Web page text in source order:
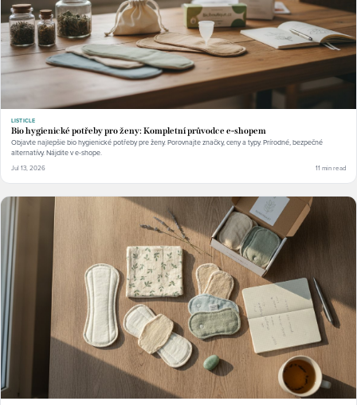
LISTICLE
Bio hygienické potřeby pro ženy: Kompletní průvodce e-shopem
Objavte najlepšie bio hygienické potřeby pre ženy. Porovnajte značky, ceny a typy. Prírodné, bezpečné
alternatívy. Nájdite v e-shope.
Jul 13, 2026 11 min read